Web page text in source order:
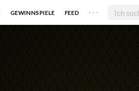
GEWINNSPIELE FEED . . .